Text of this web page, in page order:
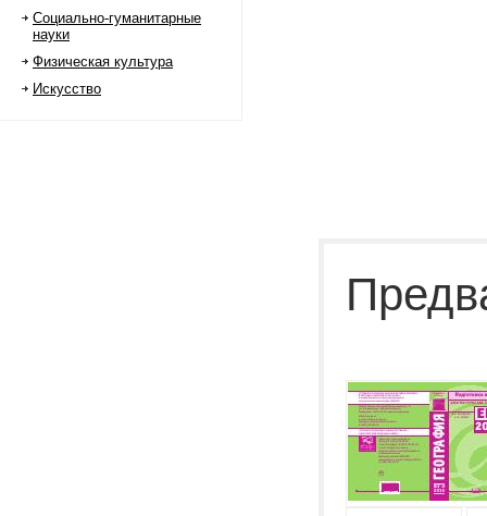
Социально-гуманитарные
науки
Физическая культура
Искусство